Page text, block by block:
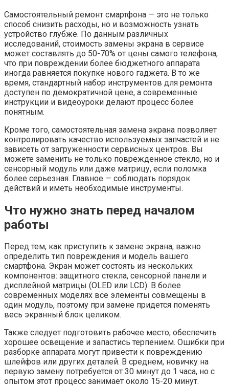
Самостоятельный ремонт смартфона — это не только
способ снизить расходы, но и возможность узнать
устройство глубже. По данным различных
исследований, стоимость замены экрана в сервисе
может составлять до 50-70% от цены самого телефона,
что при повреждении более бюджетного аппарата
иногда равняется покупке нового гаджета. В то же
время, стандартный набор инструментов для ремонта
доступен по демократичной цене, а современные
инструкции и видеоуроки делают процесс более
понятным.
Кроме того, самостоятельная замена экрана позволяет
контролировать качество используемых запчастей и не
зависеть от загруженности сервисных центров. Вы
можете заменить не только поврежденное стекло, но и
сенсорный модуль или даже матрицу, если поломка
более серьезная. Главное — соблюдать порядок
действий и иметь необходимые инструменты.
Что нужно знать перед началом
работы
Перед тем, как приступить к замене экрана, важно
определить тип повреждения и модель вашего
смартфона. Экран может состоять из нескольких
компонентов: защитного стекла, сенсорной панели и
дисплейной матрицы (OLED или LCD). В более
современных моделях все элементы совмещены в
один модуль, поэтому при замене придется поменять
весь экранный блок целиком.
Также следует подготовить рабочее место, обеспечить
хорошее освещение и запастись терпением. Ошибки при
разборке аппарата могут привести к повреждению
шлейфов или других деталей. В среднем, новичку на
первую замену потребуется от 30 минут до 1 часа, но с
опытом этот процесс занимает около 15-20 минут.